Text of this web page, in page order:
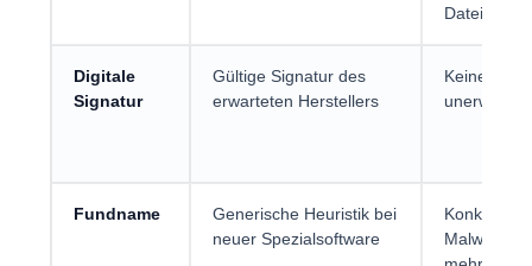
Dateitausch
Digitale
Signatur
Gültige Signatur des
erwarteten Herstellers
Keine,
Fundname
Generische Heuristik bei
neuer Spezialsoftware
Konkrete
Malware-